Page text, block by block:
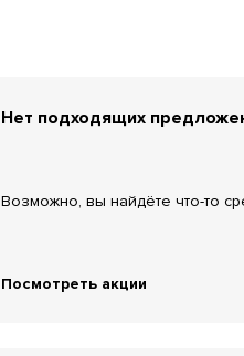
Нет подходящих
Возможно, вы найдёте что-то
Посмотреть акции